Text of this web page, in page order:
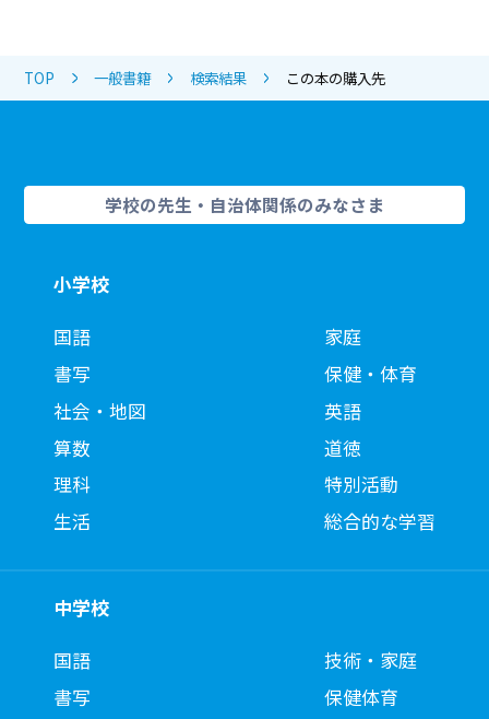
TOP 一般書籍 検索結果 この本の購入先
学校の先生・自治体関係のみなさま
小学校
国語
書写
社会・地図
算数
理科
生活
家庭
保健・体育
英語
道徳
特別活動
総合的な学習
中学校
国語
書写
技術・家庭
保健体育